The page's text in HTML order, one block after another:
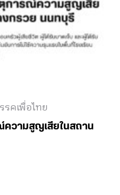
รคเพื่อไทย
ความสูญเสียในสถาน